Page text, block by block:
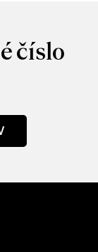
číslo